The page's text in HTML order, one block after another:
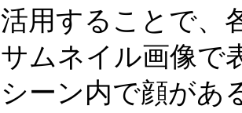
活用することで、
サムネイル画像で
シーン内で顔があ